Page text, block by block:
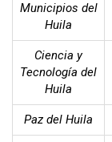
Municipios del
Huila
Ciencia y
Tecnología del
Huila
Paz del Huila